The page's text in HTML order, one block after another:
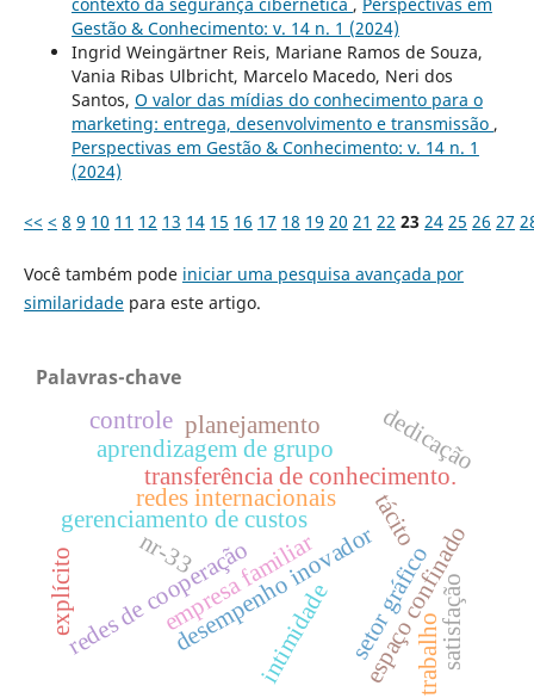
Gestão & Conhecimento: v. 14 n. 1 (2024)
Ingrid Weingärtner Reis, Mariane Ramos de Souza,
Vania Ribas Ulbricht, Marcelo Macedo, Neri dos
Santos, O valor das mídias do conhecimento para o
marketing: entrega, desenvolvimento e transmissão ,
Perspectivas em Gestão & Conhecimento: v. 14 n. 1
(2024)
<< < 8 9 10 11 12 13 14 15 16 17 18 19 20 21 22 23 24 25 26 27
Você também pode iniciar uma pesquisa avançada por
similaridadepara este artigo.
Palavras-chave
gerenciamento de custos
redes internacionais
redes de cooperação
transferência de conhecimento.
desempenho inovador
tácito
explícito espaço confinado
aprendizagem de grupo
intimidade
empresa familiar
nr-33
dedicação
setor gráfico
planejamento
controle
satisfação
trabalho